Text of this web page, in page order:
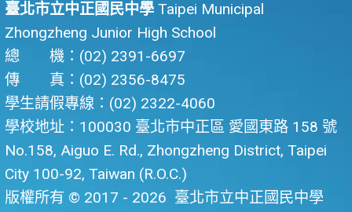
臺北市立中正國民中學 Taipei Municipal
Zhongzheng Junior High School
總 機：(02) 2391-6697
傳 真：(02) 2356-8475
學生請假專線：(02) 2322-4060
學校地址：100030 臺北市中正區 愛國東路 158 號
No.158, Aiguo E. Rd., Zhongzheng District, Taipei
City 100-92, Taiwan (R.O.C.)
版權所有 © 2017 - 2026 臺北市立中正國民中學